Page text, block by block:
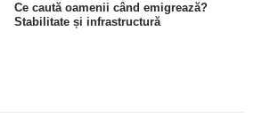
Ce caută oamenii când emigrează?
Stabilitate și infrastructură